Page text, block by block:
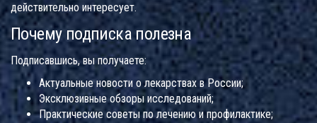
действительно интересует.
Почему подписка полезна
Подписавшись, вы получаете:
Актуальные новости о лекарствах в России;
Эксклюзивные обзоры исследований;
Практические советы по лечению и профилактике;